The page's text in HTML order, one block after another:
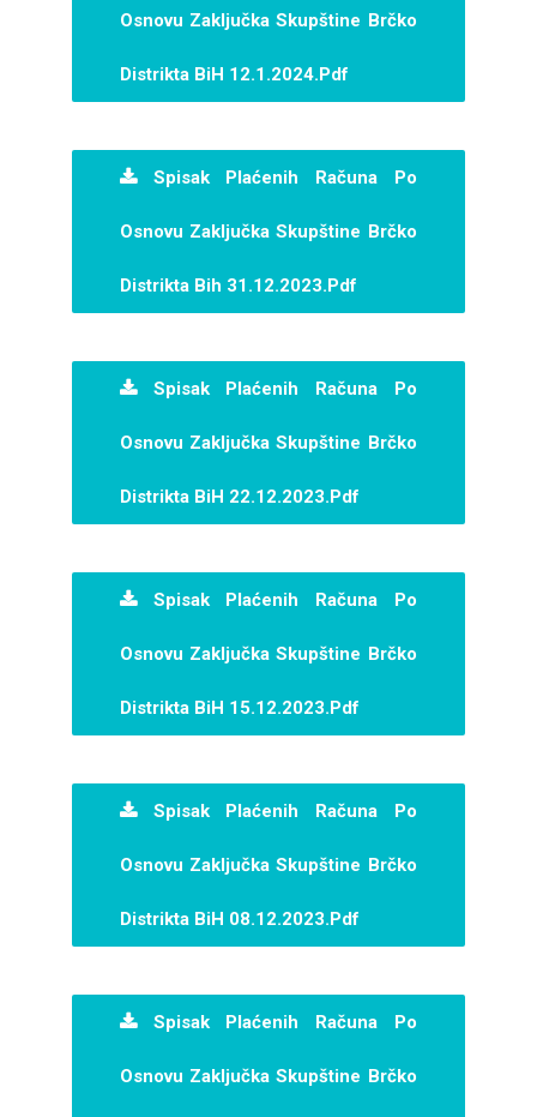
Osnovu Zaključka Skupštine Brčko
Distrikta BiH 12.1.2024.pdf
Spisak Plaćenih Računa Po
Osnovu Zaključka Skupštine Brčko
Distrikta Bih 31.12.2023.pdf
Spisak Plaćenih Računa Po
Osnovu Zaključka Skupštine Brčko
Distrikta BiH 22.12.2023.pdf
Spisak Plaćenih Računa Po
Osnovu Zaključka Skupštine Brčko
Distrikta BiH 15.12.2023.pdf
Spisak Plaćenih Računa Po
Osnovu Zaključka Skupštine Brčko
Distrikta BiH 08.12.2023.pdf
Spisak Plaćenih Računa Po
Osnovu Zaključka Skupštine Brčko